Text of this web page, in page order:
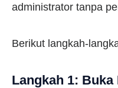
administrator tanpa
Berikut langkah-
Langkah 1: